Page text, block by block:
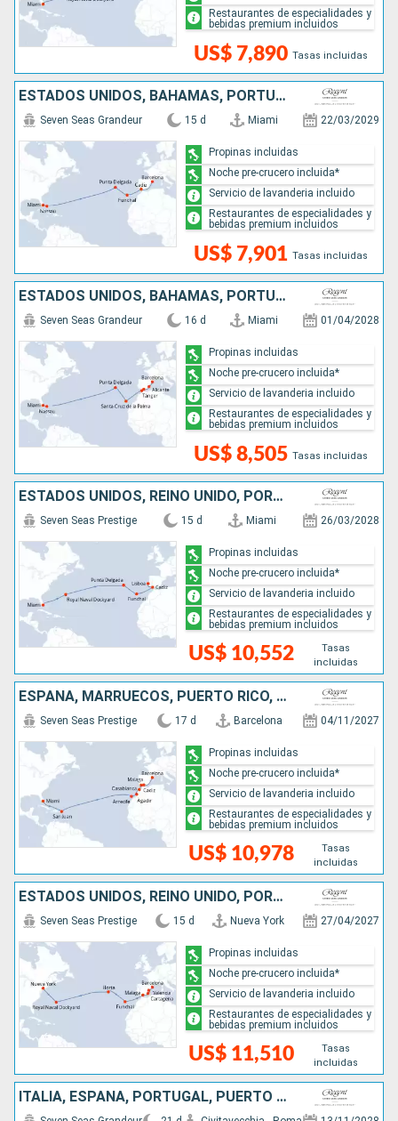
US$ 7,890 Tasas incluidas
Restaurantes de especialidades y
bebidas premium incluidos
ESTADOS UNIDOS, BAHAMAS, PORTUGAL, ESPAÑA
Seven Seas Grandeur 15 d Miami 22/03/2029
US$ 7,901 Tasas incluidas
Propinas incluidas
Noche pre-crucero incluida*
Servicio de lavanderia incluido
Restaurantes de especialidades y
bebidas premium incluidos
ESTADOS UNIDOS, BAHAMAS, PORTUGAL, MARRUECOS, ESPAÑA
Seven Seas Grandeur 16 d Miami 01/04/2028
US$ 8,505 Tasas incluidas
Propinas incluidas
Noche pre-crucero incluida*
Servicio de lavanderia incluido
Restaurantes de especialidades y
bebidas premium incluidos
ESTADOS UNIDOS, REINO UNIDO, PORTUGAL, ESPAÑA
Seven Seas Prestige 15 d Miami 26/03/2028
US$ 10,552
Tasas
incluidas
Propinas incluidas
Noche pre-crucero incluida*
Servicio de lavanderia incluido
Restaurantes de especialidades y
bebidas premium incluidos
ESPAÑA, MARRUECOS, PUERTO RICO, ESTADOS UNIDOS
Seven Seas Prestige 17 d Barcelona 04/11/2027
US$ 10,978
Tasas
incluidas
Propinas incluidas
Noche pre-crucero incluida*
Servicio de lavanderia incluido
Restaurantes de especialidades y
bebidas premium incluidos
ESTADOS UNIDOS, REINO UNIDO, PORTUGAL, ESPAÑA
Seven Seas Prestige 15 d Nueva York 27/04/2027
US$ 11,510
Tasas
incluidas
Propinas incluidas
Noche pre-crucero incluida*
Servicio de lavanderia incluido
Restaurantes de especialidades y
bebidas premium incluidos
ITALIA, ESPAÑA, PORTUGAL, PUERTO RICO, ESTADOS UNIDOS